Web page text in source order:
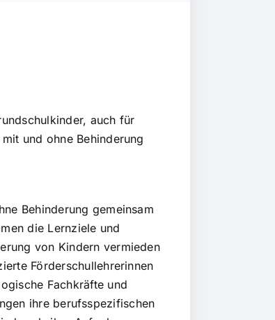
auch für
und ohne Behinderung
Behinderung gemeinsam
die Lernziele und
von Kindern vermieden
Förderschullehrerinnen
Fachkräfte und
ihre berufsspezifischen